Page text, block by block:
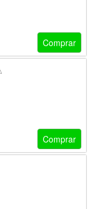
Comprar
Comprar